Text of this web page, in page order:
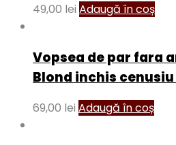
49,00 lei Adaugă în coș
Vopsea de par fara
Blond inchis
69,00 lei Adaugă în coș